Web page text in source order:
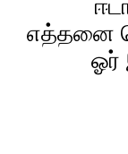
எத்தனை
ஓர்